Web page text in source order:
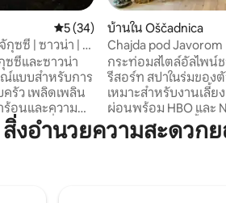
คะแนนเฉลี่ย 5 จาก 5, 34 รีวิว
5 (34)
กุซซี่ | ซาวน่า | ฮ
ซี่และซาวน่า
แบบสำหรับการ
รัว เพลิดเพลิน
อนและความ
ในทำเลที่เงียบ
มู่บ้านบน
บ้านใน Oščadnica
Chajda pod Javorom
กระท่อมสไตล์อัลไพน์
รีสอร์ท สปาในร่มของ
เหมาะสำหรับงานเลี้ย
ผ่อนพร้อม HBO และ
ขวางพร้อมห้องน้ำส่ว
ครัวที่มีอุปกรณ์ครบครั
สิ่งอำนวยความสะดวก